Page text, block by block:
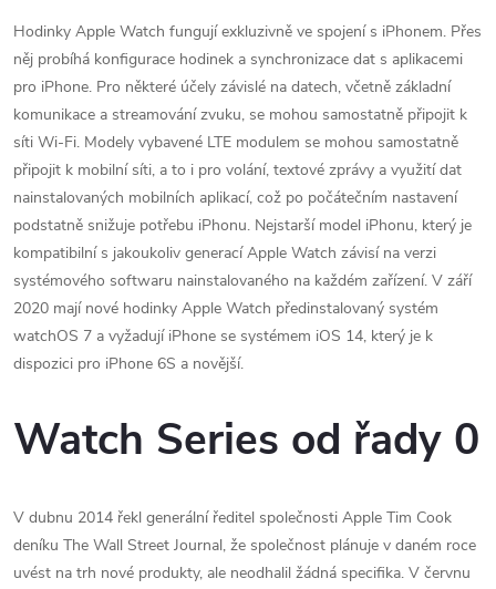
Hodinky Apple Watch fungují exkluzivně ve spojení s iPhonem. Přes
něj probíhá konfigurace hodinek a synchronizace dat s aplikacemi
pro iPhone. Pro některé účely závislé na datech, včetně základní
komunikace a streamování zvuku, se mohou samostatně připojit k
síti Wi-Fi. Modely vybavené LTE modulem se mohou samostatně
připojit k mobilní síti, a to i pro volání, textové zprávy a využití dat
nainstalovaných mobilních aplikací, což po počátečním nastavení
podstatně snižuje potřebu iPhonu. Nejstarší model iPhonu, který je
kompatibilní s jakoukoliv generací Apple Watch závisí na verzi
systémového softwaru nainstalovaného na každém zařízení. V září
2020 mají nové hodinky Apple Watch předinstalovaný systém
watchOS 7 a vyžadují iPhone se systémem iOS 14, který je k
dispozici pro iPhone 6S a novější.
Watch Series od řady 0
V dubnu 2014 řekl generální ředitel společnosti Apple Tim Cook
deníku The Wall Street Journal, že společnost plánuje v daném roce
uvést na trh nové produkty, ale neodhalil žádná specifika. V červnu